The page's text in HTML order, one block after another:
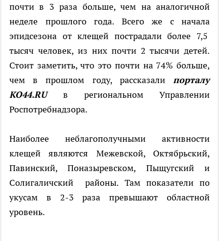
почти в 3 раза больше, чем на аналогичной
неделе прошлого года. Всего же с начала
эпидсезона от клещей пострадали более 7,5
тысяч человек, из них почти 2 тысячи детей.
Стоит заметить, что это почти на 74% больше,
чем в прошлом году, рассказали порталу
КО44.RUв региональном Управлении
Роспотребнадзора.
Наиболее неблагополучными активности
клещей являются Межевской, Октябрьский,
Павинский, Поназыревском, Пыщугский и
Солигаличский районы. Там показатели по
укусам в 2-3 раза превышают областной
уровень.